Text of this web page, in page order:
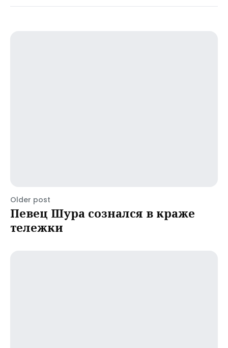
Older post
Певец Шура сознался в краже
тележки